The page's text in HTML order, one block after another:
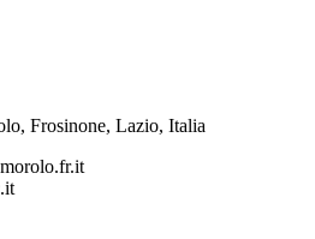
Frosinone, Lazio, Italia